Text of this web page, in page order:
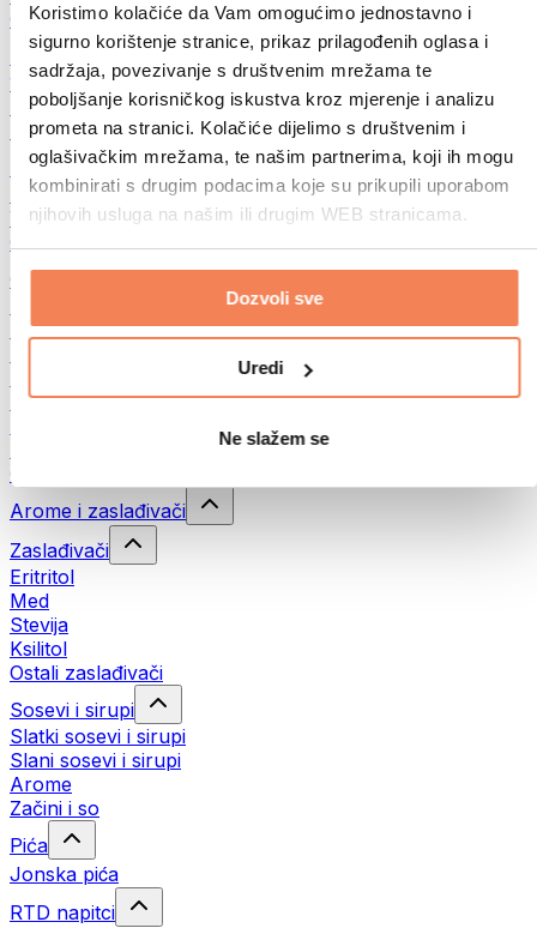
Koristimo kolačiće da Vam omogućimo jednostavno i
sigurno korištenje stranice, prikaz prilagođenih oglasa i
sadržaja, povezivanje s društvenim mrežama te
poboljšanje korisničkog iskustva kroz mjerenje i analizu
prometa na stranici. Kolačiće dijelimo s društvenim i
oglašivačkim mrežama, te našim partnerima, koji ih mogu
kombinirati s drugim podacima koje su prikupili uporabom
njihovih usluga na našim ili drugim WEB stranicama.
Dozvoli sve
Uredi
Ne slažem se
Ostala fitnes jela
Puteri od orašastih plodova
100% namazi od orašastih plodova
Slatki namazi od orašastih plodova
Proteinski namazi od orašastih plodova
Superhrana
Zelena superhrana
Vlakna
Ostala superhrana
Grickalice
Suvo meso
Proteinski čips
Ostale grickalice
Arome i zaslađivači
Zaslađivači
Eritritol
Med
Stevija
Ksilitol
Ostali zaslađivači
Sosevi i sirupi
Slatki sosevi i sirupi
Slani sosevi i sirupi
Arome
Začini i so
Pića
Jonska pića
RTD napitci